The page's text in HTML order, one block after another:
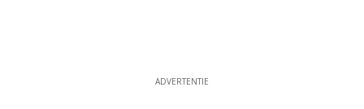
ADVERTENTIE